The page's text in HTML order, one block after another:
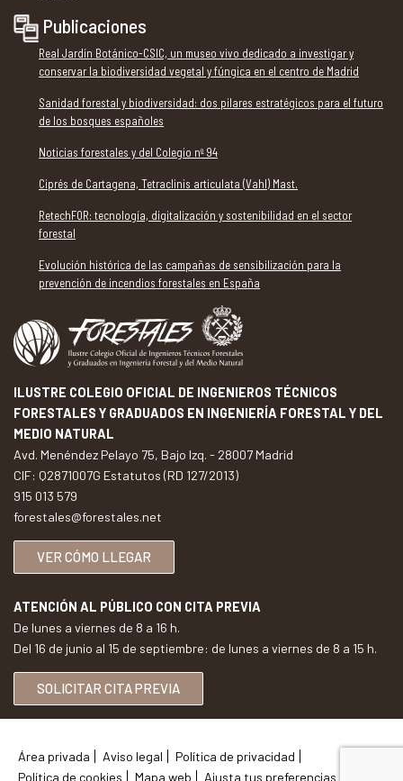
Publicaciones
Real Jardín Botánico-CSIC, un museo vivo dedicado a investigar y
conservar la biodiversidad vegetal y fúngica en el centro de Madrid
Sanidad forestal y biodiversidad: dos pilares estratégicos para el futuro
de los bosques españoles
Noticias forestales y del Colegio nº 94
Ciprés de Cartagena, Tetraclinis articulata (Vahl) Mast.
RetechFOR: tecnología, digitalización y sostenibilidad en el sector
forestal
Evolución histórica de las campañas de sensibilización para la
prevención de incendios forestales en España
ILUSTRE COLEGIO OFICIAL DE INGENIEROS TÉCNICOS
FORESTALES Y GRADUADOS EN INGENIERÍA FORESTAL Y DEL
MEDIO NATURAL
Avd. Menéndez Pelayo 75, Bajo Izq. - 28007 Madrid
CIF: Q2871007G Estatutos (RD 127/2013)
915 013 579
forestales@forestales.net
VER CÓMO LLEGAR
ATENCIÓN AL PÚBLICO CON CITA PREVIA
De lunes a viernes de 8 a 16 h.
Del 16 de junio al 15 de septiembre: de lunes a viernes de 8 a 15 h.
SOLICITAR CITA PREVIA
Área privada Aviso legal
Política de privacidad
Política de cookies
Mapa web Ajusta tus preferencias